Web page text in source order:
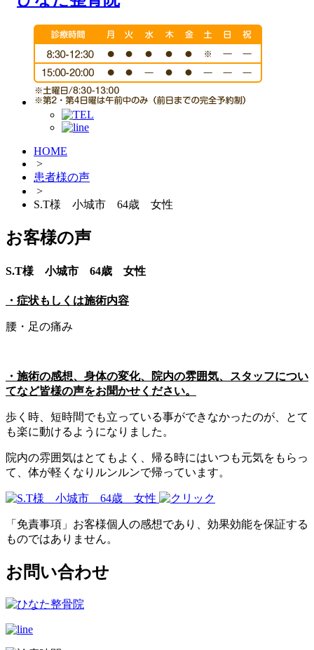
HOME
>
患者様の声
>
S.T様 小城市 64歳 女性
お客様の声
S.T様 小城市 64歳 女性
・症状もしくは施術内容
腰・足の痛み
・施術の感想、身体の変化、院内の雰囲気、スタッフについ
てなど皆様の声をお聞かせください。
歩く時、短時間でも立っている事ができなかったのが、とて
も楽に動けるようになりました。
院内の雰囲気はとてもよく、帰る時にはいつも元気をもらっ
て、体が軽くなりルンルンで帰っています。
「免責事項」お客様個人の感想であり、効果効能を保証する
ものではありません。
お問い合わせ